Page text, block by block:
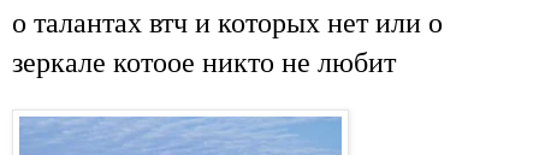
о талантах втч и которых нет или о
зеркале котоое никто не любит